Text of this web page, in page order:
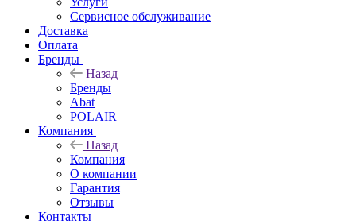
Сервисное обслуживание
Доставка
Оплата
Бренды
Назад
Бренды
Abat
POLAIR
Компания
Назад
Компания
О компании
Гарантия
Отзывы
Контакты